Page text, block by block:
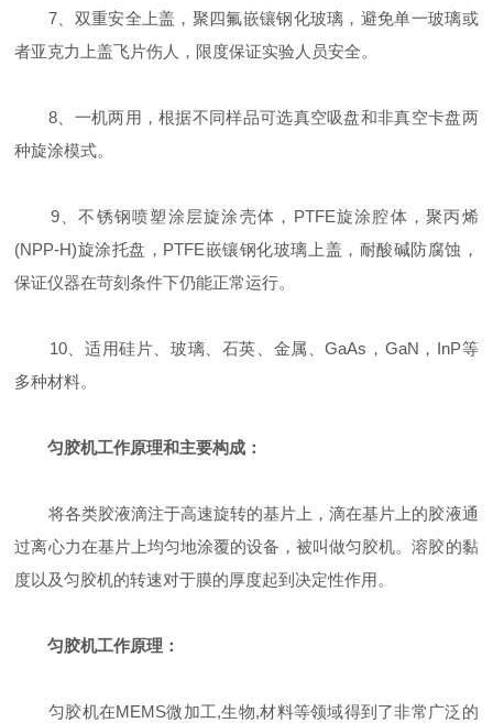
7、双重安全上盖，聚四氟嵌镶钢化玻璃，避免单一玻璃或
者亚克力上盖飞片伤人，限度保证实验人员安全。
8、一机两用，根据不同样品可选真空吸盘和非真空卡盘两
种旋涂模式。
9、不锈钢喷塑涂层旋涂壳体，PTFE旋涂腔体，聚丙烯
(NPP-H)旋涂托盘，PTFE嵌镶钢化玻璃上盖，耐酸碱防腐蚀，
保证仪器在苛刻条件下仍能正常运行。
10、适用硅片、玻璃、石英、金属、GaAs，GaN，InP等
多种材料。
匀胶机工作原理和主要构成：
将各类胶液滴注于高速旋转的基片上，滴在基片上的胶液通
过离心力在基片上均匀地涂覆的设备，被叫做匀胶机。溶胶的黏
度以及匀胶机的转速对于膜的厚度起到决定性作用。
匀胶机工作原理：
匀胶机在MEMS微加工,生物,材料等领域得到了非常广泛的